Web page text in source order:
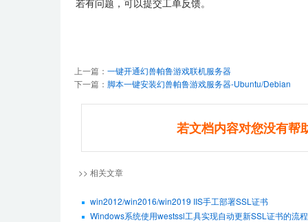
若有问题，可以提交工单反馈。
上一篇： 一键开通幻兽帕鲁游戏联机服务器
下一篇： 脚本一键安装幻兽帕鲁游戏服务器-Ubuntu/Debian
若文档内容对您没有帮
>> 相关文章
win2012/win2016/win2019 IIS手工部署SSL证书
Windows系统使用westssl工具实现自动更新SSL证书的流程